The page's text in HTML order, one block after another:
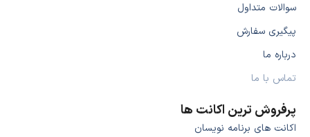
سوالات متداول
پیگیری سفارش
درباره ما
تماس با ما
پرفروش ترین اکانت ها
اکانت های برنامه نویسان